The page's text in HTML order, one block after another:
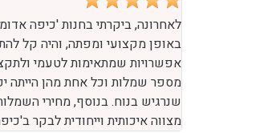
לאחרונה, ביקרתי בחנות 'כיפה
באופן מקצועי ומפתה, והיה קל
אפשרויות שמתאימות לטעמי
מספר שמלות וכל אחת מהן הייתה
שנרגיש בנוח. בנוסף, מחירי
מצווה איכותית וייחודית לבקר